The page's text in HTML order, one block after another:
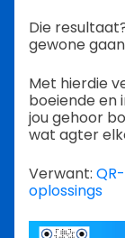
Die
gewone
Met hierdie
boeiende en
jou gehoor
wat agter
Verwant:
oplossings